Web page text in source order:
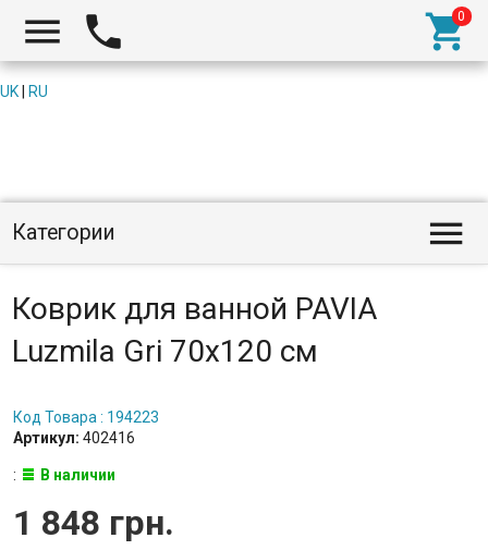
  
UK RU
Категории 
Коврик для ванной PAVIA
Luzmila Gri 70x120 см
Код Товара : 194223
Артикул: 402416
: В наличии
1 848 грн.